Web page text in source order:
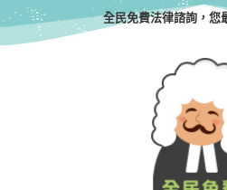
全民免費法律諮詢，您